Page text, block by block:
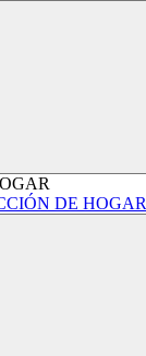
DE HOGAR